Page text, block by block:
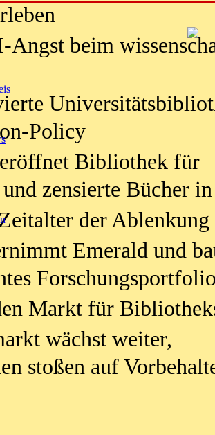
Angst beim
Policy
Bibliothek für
zensierte Bücher
der Ablenkung
Emerald und
Markt für
wächst weiter,
stoßen auf